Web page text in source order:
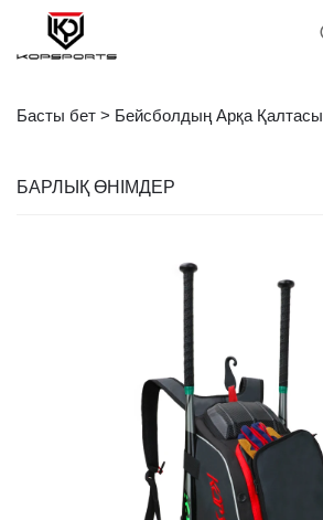
Басты бет > Бейсболдың Арқа Қалтасы
БАРЛЫҚ ӨНІМДЕР